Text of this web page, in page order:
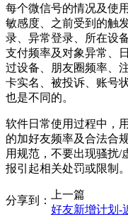
每个微信号的情况及使
敏感度、之前受到的触
录、异常登录、所在设
支付频率及对象异常、
过设备、朋友圈频率、
卡实名、被投诉、账号
也是不同的。
软件日常使用过程中，
的加好友频率及合法合
用规范，不要出现骚扰/
报引起相关处罚或限制。
分享到：
上一篇
好友新增计划-